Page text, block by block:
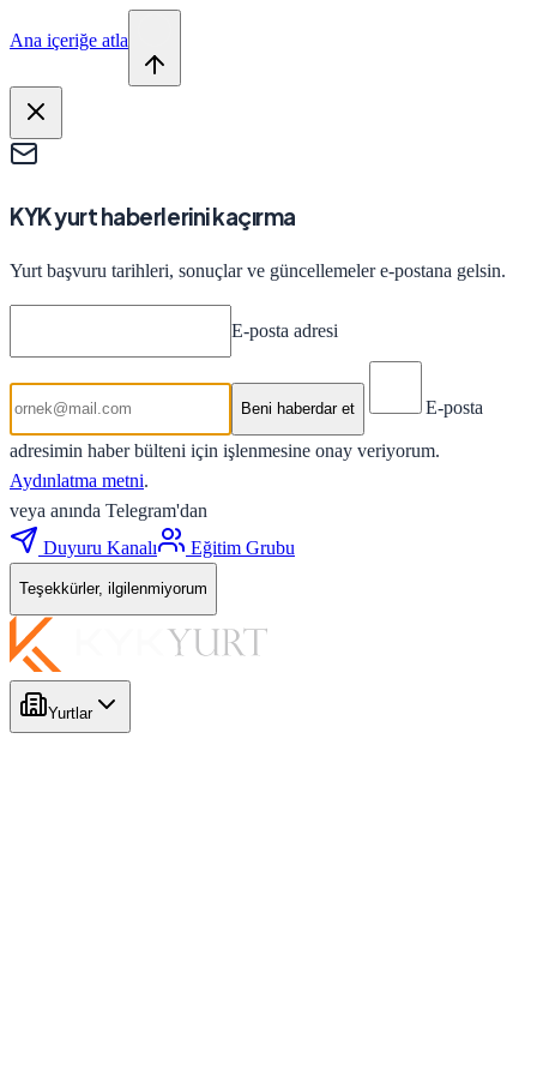
Ana içeriğe atla
KYK yurt haberlerini kaçırma
Yurt başvuru tarihleri, sonuçlar ve güncellemeler e-postana gelsin.
E-posta adresi
Beni haberdar et E-posta
adresimin haber bülteni için işlenmesine onay veriyorum.
Aydınlatma metni.
veya anında Telegram'dan
Duyuru Kanalı
Eğitim Grubu
Teşekkürler, ilgilenmiyorum
Yurtlar